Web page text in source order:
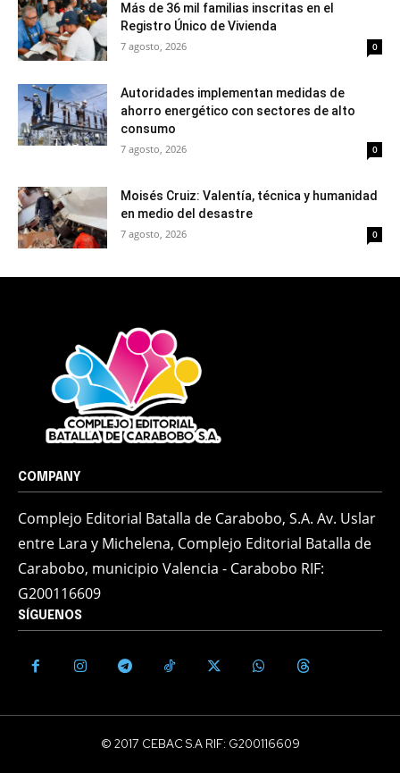
Más de 36 mil familias inscritas en el
Registro Único de Vivienda
7 agosto, 2026 0
Autoridades implementan medidas de
ahorro energético con sectores de alto
consumo
7 agosto, 2026 0
Moisés Cruiz: Valentía, técnica y humanidad
en medio del desastre
7 agosto, 2026 0
COMPANY
Complejo Editorial Batalla de Carabobo, S.A. Av. Uslar
entre Lara y Michelena, Complejo Editorial Batalla de
Carabobo, municipio Valencia - Carabobo RIF:
G200116609
SÍGUENOS
© 2017 CEBAC S.A RIF: G200116609